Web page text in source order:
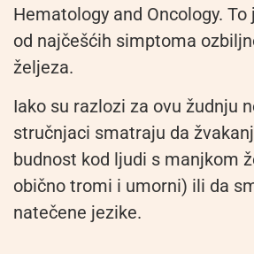
Hematology and Oncology.
od najčešćih simptoma
željeza.
Iako su razlozi za ovu žudnju
stručnjaci smatraju da
budnost kod ljudi s manjkom
obično tromi i umorni) ili da
natečene jezike.